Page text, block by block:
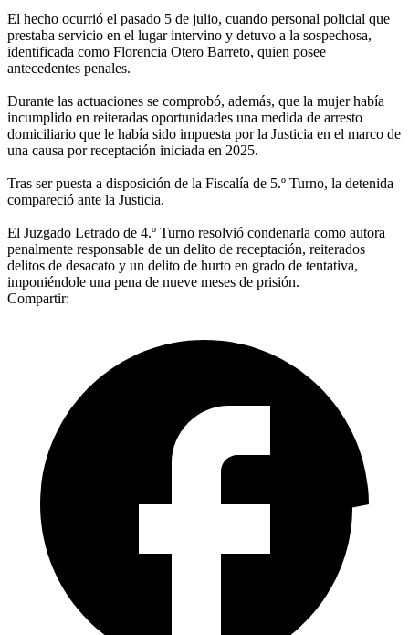
El hecho ocurrió el pasado 5 de julio, cuando personal policial que
prestaba servicio en el lugar intervino y detuvo a la sospechosa,
identificada como Florencia Otero Barreto, quien posee
antecedentes penales.
Durante las actuaciones se comprobó, además, que la mujer había
incumplido en reiteradas oportunidades una medida de arresto
domiciliario que le había sido impuesta por la Justicia en el marco de
una causa por receptación iniciada en 2025.
Tras ser puesta a disposición de la Fiscalía de 5.º Turno, la detenida
compareció ante la Justicia.
El Juzgado Letrado de 4.º Turno resolvió condenarla como autora
penalmente responsable de un delito de receptación, reiterados
delitos de desacato y un delito de hurto en grado de tentativa,
imponiéndole una pena de nueve meses de prisión.
Compartir: